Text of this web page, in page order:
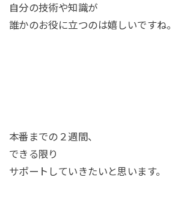
自分の技術や知識が
誰かのお役に立つのは嬉しいですね。
本番までの２週間、
できる限り
サポートしていきたいと思います。